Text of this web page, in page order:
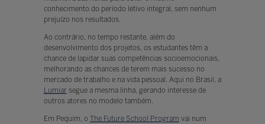
conhecimento do período letivo integral, sem nenhum
prejuízo nos resultados.
Ao contrário, no tempo restante, além do
desenvolvimento dos projetos, os estudantes têm a
chance de lapidar suas competências socioemocionais,
melhorando as chances de terem mais sucesso no
mercado de trabalho e na vida pessoal. Aqui no Brasil, a
Lumiar segue a mesma linha, gerando interesse de
outros atores no modelo também.
Em Pequim, o The Future School Program vai num